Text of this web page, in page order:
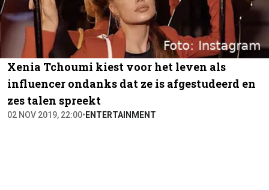
Xenia Tchoumi kiest voor het leven als
influencer ondanks dat ze is afgestudeerd en
zes talen spreekt
02 NOV 2019, 22:00• ENTERTAINMENT